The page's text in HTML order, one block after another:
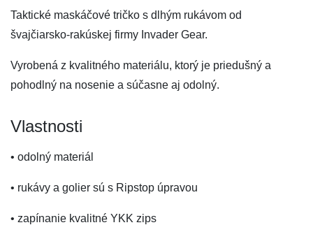
Taktické maskáčové tričko s dlhým rukávom od
švajčiarsko-rakúskej firmy Invader Gear.
Vyrobená z kvalitného materiálu, ktorý je priedušný a
pohodlný na nosenie a súčasne aj odolný.
Vlastnosti
• odolný materiál
• rukávy a golier sú s Ripstop úpravou
• zapínanie kvalitné YKK zips